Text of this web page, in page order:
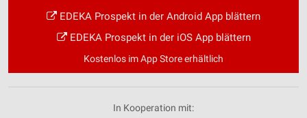
EDEKA Prospekt in der Android App blättern
EDEKA Prospekt in der iOS App blättern
Kostenlos im App Store erhältlich
In Kooperation mit: